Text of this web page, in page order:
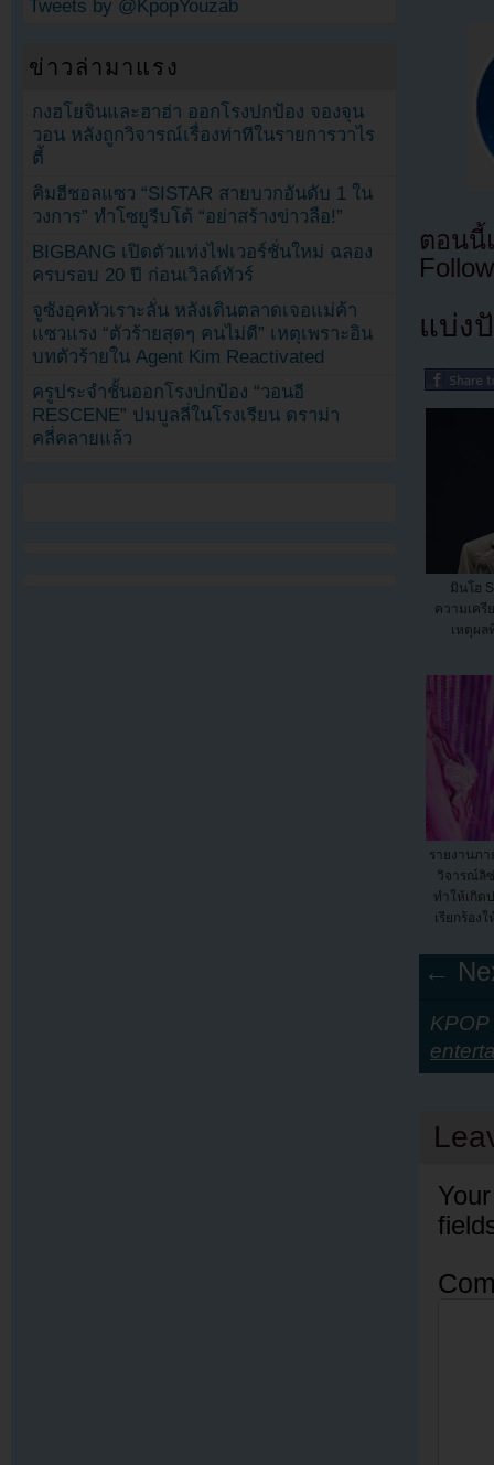
ตอนนี้
แบ่ง
มินโฮ
ความเครี
เหตุผล
รายงานภ
วิจารณ์ลิ
ทำให้เกิด
เรียกร้อง
←
Tweets by @KpopYouzab
ข่าวล่ามาแรง
กงฮโยจินและฮาฮ่า ออกโรงปกป้อง จองจุน
วอน หลังถูกวิจารณ์เรื่องท่าทีในรายการวาไร
ตี้
คิมฮีชอลแซว “SISTAR สายบวกอันดับ 1 ใน
วงการ” ทำโซยูรีบโต้ “อย่าสร้างข่าวลือ!”
BIGBANG เปิดตัวแท่งไฟเวอร์ชั่นใหม่ ฉลอง
ครบรอบ 20 ปี ก่อนเวิลด์ทัวร์
จูซังอุคหัวเราะลั่น หลังเดินตลาดเจอแม่ค้า
แซวแรง “ตัวร้ายสุดๆ คนไม่ดี” เหตุเพราะอิน
บทตัวร้ายใน Agent Kim Reactivated
ครูประจำชั้นออกโรงปกป้อง “วอนอี
RESCENE” ปมบูลลี่ในโรงเรียน ดราม่า
คลี่คลายแล้ว